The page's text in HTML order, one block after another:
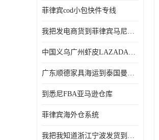
菲律宾cod小包快件专线
我把发电商货到菲律宾马尼拉独立站海运经验告诉您
中国义乌广州虾皮LAZADA电商货海运菲律宾怎样收费
广东顺德家具海运到泰国曼谷需要提供什么资料给海运公司呢
到悉尼FBA亚马逊仓库
菲律宾海外仓系统
我把我知道浙江宁波发货到菲律宾马尼拉海运流程告诉您